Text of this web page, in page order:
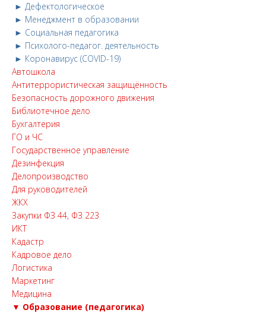
► Дефектологическое
► Менеджмент в образовании
► Социальная педагогика
► Психолого-педагог. деятельность
► Коронавирус (COVID-19)
Автошкола
Антитеррористическая защищённость
Безопасность дорожного движения
Библиотечное дело
Бухгалтерия
ГО и ЧС
Государственное управление
Дезинфекция
Делопроизводство
Для руководителей
ЖКХ
Закупки ФЗ 44, ФЗ 223
ИКТ
Кадастр
Кадровое дело
Логистика
Маркетинг
Медицина
▼ Образование (педагогика)